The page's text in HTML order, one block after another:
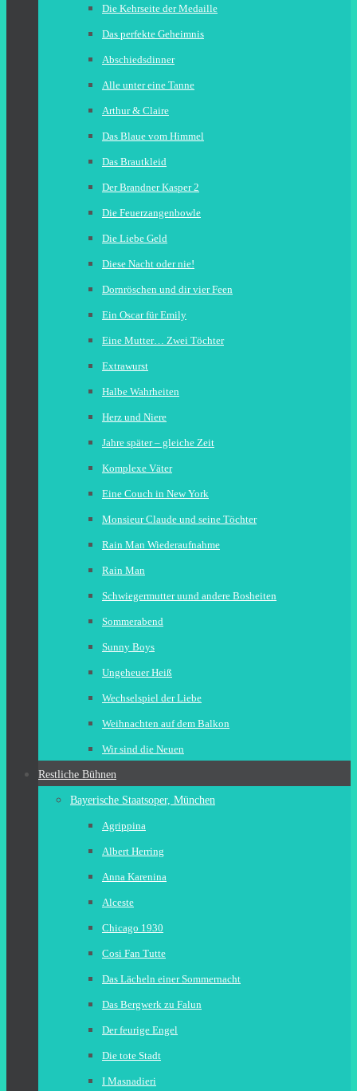
Die Kehrseite der Medaille
Das perfekte Geheimnis
Abschiedsdinner
Alle unter eine Tanne
Arthur & Claire
Das Blaue vom Himmel
Das Brautkleid
Der Brandner Kasper 2
Die Feuerzangenbowle
Die Liebe Geld
Diese Nacht oder nie!
Dornröschen und dir vier Feen
Ein Oscar für Emily
Eine Mutter… Zwei Töchter
Extrawurst
Halbe Wahrheiten
Herz und Niere
Jahre später – gleiche Zeit
Komplexe Väter
Eine Couch in New York
Monsieur Claude und seine Töchter
Rain Man Wiederaufnahme
Rain Man
Schwiegermutter uund andere Bosheiten
Sommerabend
Sunny Boys
Ungeheuer Heiß
Wechselspiel der Liebe
Weihnachten auf dem Balkon
Wir sind die Neuen
Restliche Bühnen
Bayerische Staatsoper, München
Agrippina
Albert Herring
Anna Karenina
Alceste
Chicago 1930
Cosi Fan Tutte
Das Lächeln einer Sommernacht
Das Bergwerk zu Falun
Der feurige Engel
Die tote Stadt
I Masnadieri